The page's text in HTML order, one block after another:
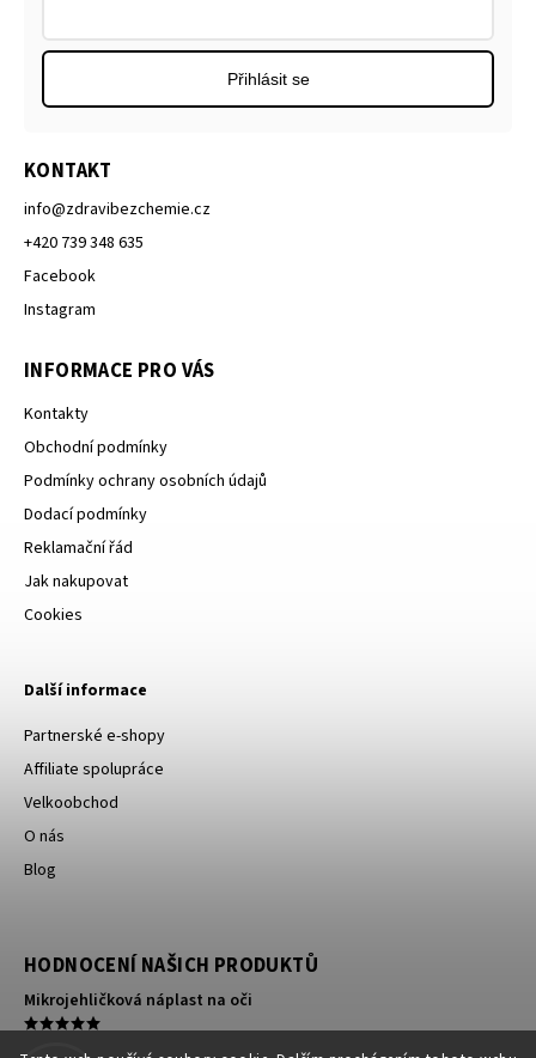
KONTAKT
info@zdravibezchemie.cz
+420 739 348 635
Facebook
Instagram
INFORMACE PRO VÁS
Kontakty
Obchodní podmínky
Podmínky ochrany osobních údajů
Dodací podmínky
Reklamační řád
Jak nakupovat
Cookies
Přihlásit se
Další informace
Partnerské e-shopy
Affiliate spolupráce
Velkoobchod
O nás
Blog
HODNOCENÍ NAŠICH PRODUKTŮ
Mikrojehličková náplast na oči